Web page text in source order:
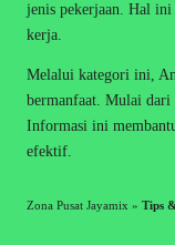
jenis pekerjaan. Hal ini
kerja.
Melalui kategori ini,
bermanfaat. Mulai dari
Informasi ini
efektif.
Zona Pusat Jayamix » Tips